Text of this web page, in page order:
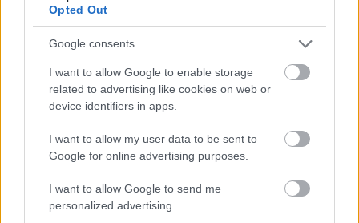
Opted Out
Google consents
I want to allow Google to enable storage
related to advertising like cookies on web or
device identifiers in apps.
I want to allow my user data to be sent to
Google for online advertising purposes.
I want to allow Google to send me
personalized advertising.
SMARTZILLA
RBR Magyar Bajnokság - Zemplén
Rally 2024
rallysimfansszervezésében a 2024-es Zemplén
Rally a várakozásoknak megfelelően ...
Pécs Rally 2024, 7. forduló
eredményei
edeleny beres 2024. november 10.